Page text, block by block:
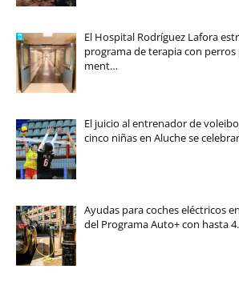
El Hospital Rodríguez Lafora
programa de terapia con
ment…
El juicio al entrenador de
cinco niñas en Aluche se
Ayudas para coches eléctricos
del Programa Auto+ con hasta